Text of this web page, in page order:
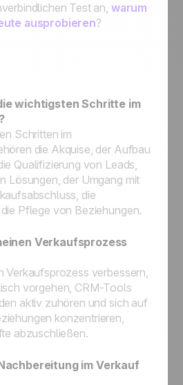
Manage cookies
Test an, warum
ausprobieren?
wichtigsten Schritte im
Schritten im
die Akquise, der Aufbau
Qualifizierung von Leads,
Lösungen, der Umgang mit
die
Pflege von Beziehungen.
Verkaufsprozess
Verkaufsprozess verbessern,
vorgehen, CRM-Tools
aktiv zuhören und sich auf
konzentrieren,
abzuschließen.
im Verkauf